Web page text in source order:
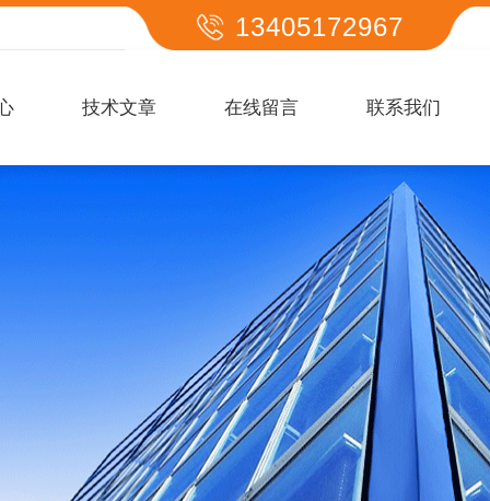
13405172967
技术文章 在线留言 联系我们